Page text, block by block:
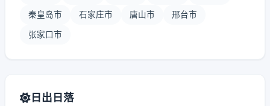
秦皇岛市 石家庄市 唐山市 邢台市
张家口市
日出日落